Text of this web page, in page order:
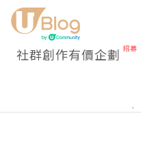
社群創作有價企劃